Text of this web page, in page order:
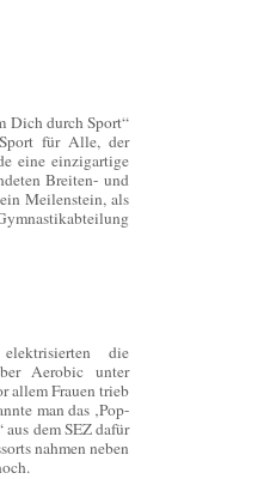
Dich durch Sport“
für Alle, der
eine einzigartige
Breiten- und
Meilenstein, als
die
Aerobic unter
allem Frauen trieb
man das ‚Pop-
dem SEZ dafür
nahmen neben